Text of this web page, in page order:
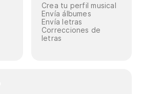
Crea tu perfil musical
Envía álbumes
Envía letras
Correcciones de
letras